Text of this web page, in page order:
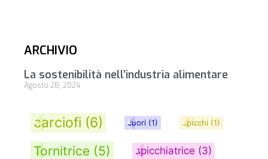
ARCHIVIO
La sostenibilità nell’industria alimentare
Agosto 28, 2024
carciofi (6) cuori (1) spicchi (1)
Tornitrice (5) spicchiatrice (3)